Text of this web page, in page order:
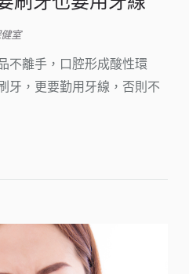
室
不離手，口腔形成酸性環
牙，更要勤用牙線，否則不